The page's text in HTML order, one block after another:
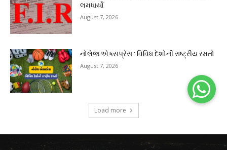
લમધાર્યો
August 7, 2026
નોલેજ એક્સપ્રેસ : વિવિધ દેશોની રાષ્ટ્રીય રમતો
August 7, 2026
Load more